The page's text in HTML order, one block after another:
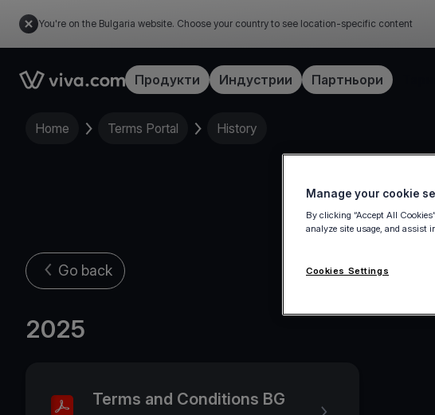
You're on the Bulgaria website. Choose your country to see location-specific content
Link to the homepageПродукти Индустрии Партньори
Home Terms Portal History
Go back
2025
Terms and Conditions BG
Manage your cookie
By clicking “Accept All
analyze site usage, and assist
Cookies Settings